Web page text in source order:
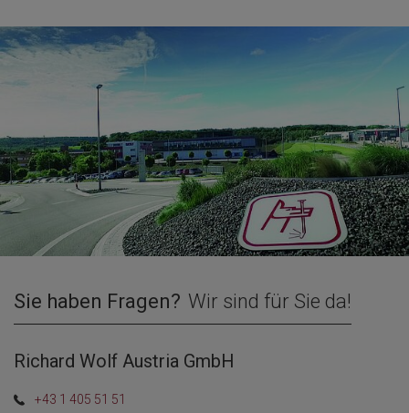
Sie haben Fragen? Wir sind für Sie da!
Richard Wolf Austria GmbH
+43 1 405 51 51